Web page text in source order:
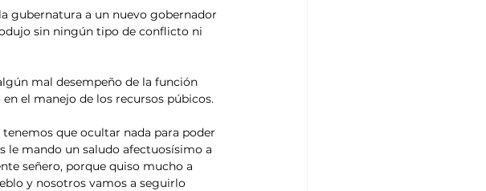
gubernatura a un nuevo gobernador
sin ningún tipo de conflicto ni
mal desempeño de la función
el manejo de los recursos púbicos.
que ocultar nada para poder
le mando un saludo afectuosísimo a
señero, porque quiso mucho a
y nosotros vamos a seguirlo